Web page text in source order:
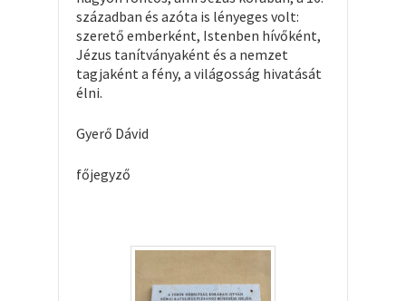
században és azóta is lényeges volt:
szerető emberként, Istenben hívőként,
Jézus tanítványaként és a nemzet
tagjaként a fény, a világosság hivatását
élni.
Gyerő Dávid
főjegyző